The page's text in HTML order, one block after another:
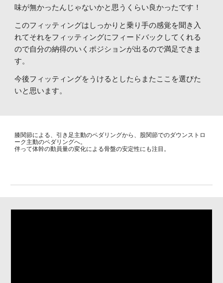
味が無かったんじゃないかと思うくらい良かったです！
このフィッティングはしっかりと乗り手の感覚を聞き入
れてそれをフィッティングにフィードバックしてくれる
ので自分の納得のいくポジションが出るので満足できま
す。
今後フィッティングをうけるとしたらまたここを選びた
いと思います。
膝関節による、引き足主動のペダリングから、股関節でのダウンストロ
ーク主動のペダリングへ。
伴って体幹の動員量の変化による骨盤の安定性にも注目。